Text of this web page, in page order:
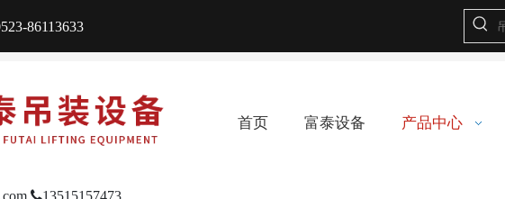
86113633
13515157473
首页 富泰设备 产品中心